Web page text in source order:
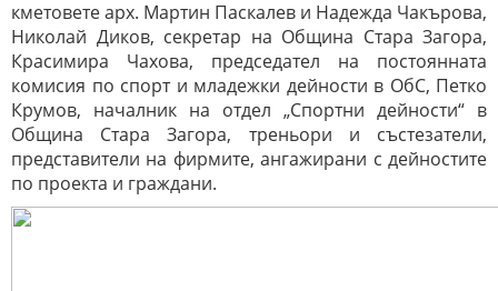
кметовете арх. Мартин Паскалев и Надежда Чакърова,
Николай Диков, секретар на Община Стара Загора,
Красимира Чахова, председател на постоянната
комисия по спорт и младежки дейности в ОбС, Петко
Крумов, началник на отдел „Спортни дейности“ в
Община Стара Загора, треньори и състезатели,
представители на фирмите, ангажирани с дейностите
по проекта и граждани.